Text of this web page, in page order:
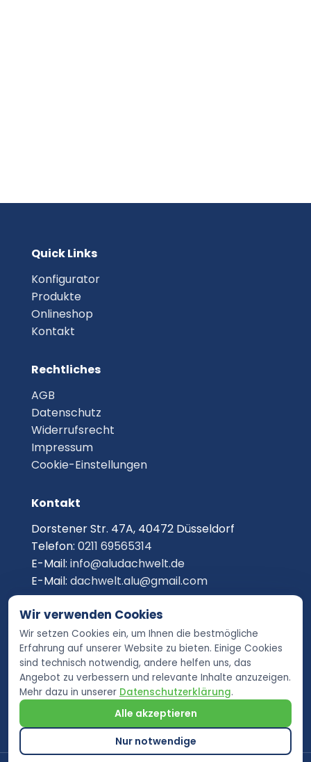
Quick Links
Konfigurator
Produkte
Onlineshop
Kontakt
Rechtliches
AGB
Datenschutz
Widerrufsrecht
Impressum
Cookie-Einstellungen
Kontakt
Dorstener Str. 47A, 40472 Düsseldorf
Telefon: 0211 69565314
E-Mail: info@aludachwelt.de
E-Mail: dachwelt.alu@gmail.com
Wir verwenden Cookies
Wir setzen Cookies ein, um Ihnen die bestmögliche
Erfahrung auf unserer Website zu bieten. Einige Cookies
sind technisch notwendig, andere helfen uns, das
Angebot zu verbessern und relevante Inhalte anzuzeigen.
Mehr dazu in unserer Datenschutzerklärung.
Alle akzeptieren
Nur notwendige